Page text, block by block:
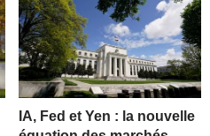
IA, Fed et Yen : la nouvelle